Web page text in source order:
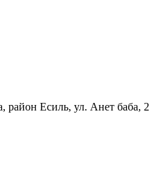
район Есиль, ул. Анет баба, 2